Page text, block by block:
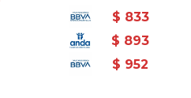
$ 833
$ 893
$ 952